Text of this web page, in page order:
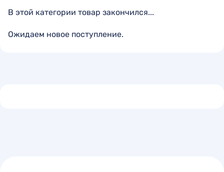
В этой категории товар закончился...
Ожидаем новое поступление.